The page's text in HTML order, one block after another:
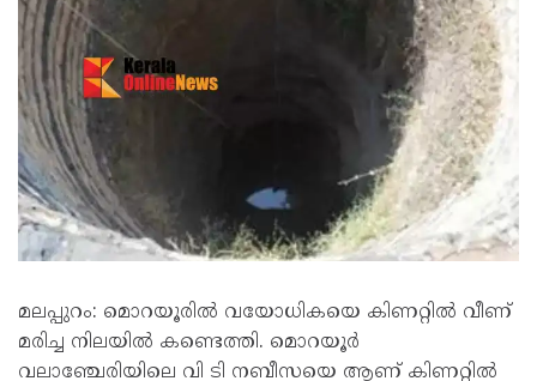
മലപ്പുറം: മൊറയൂരിൽ വയോധികയെ കിണറ്റിൽ വീണ്
മരിച്ച നിലയിൽ കണ്ടെത്തി. മൊറയൂർ
വലാഞ്ചേരിയിലെ വി ടി നബീസയെ ആണ് കിണറ്റിൽ